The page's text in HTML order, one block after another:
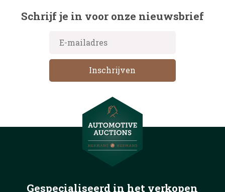
Schrijf je in voor onze nieuwsbrief
Gespecialiseerd in het verkopen